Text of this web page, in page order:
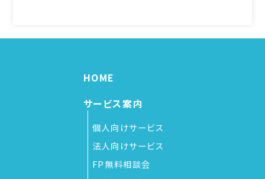
HOME
サービス案内
個人向けサービス
法人向けサービス
FP無料相談会